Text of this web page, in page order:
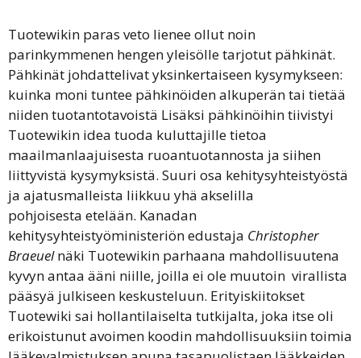
Tuotewikin paras veto lienee ollut noin
parinkymmenen hengen yleisölle tarjotut pähkinät.
Pähkinät johdattelivat yksinkertaiseen kysymykseen:
kuinka moni tuntee pähkinöiden alkuperän tai tietää
niiden tuotantotavoistä Lisäksi pähkinöihin tiivistyi
Tuotewikin idea tuoda kuluttajille tietoa
maailmanlaajuisesta ruoantuotannosta ja siihen
liittyvistä kysymyksistä. Suuri osa kehitysyhteistyöstä
ja ajatusmalleista liikkuu yhä akselilla
pohjoisesta etelään. Kanadan
kehitysyhteistyöministeriön edustaja Christopher
Braeuelnäki Tuotewikin parhaana mahdollisuutena
kyvyn antaa ääni niille, joilla ei ole muutoin virallista
pääsyä julkiseen keskusteluun. Erityiskiitokset
Tuotewiki sai hollantilaiselta tutkijalta, joka itse oli
erikoistunut avoimen koodin mahdollisuuksiin toimia